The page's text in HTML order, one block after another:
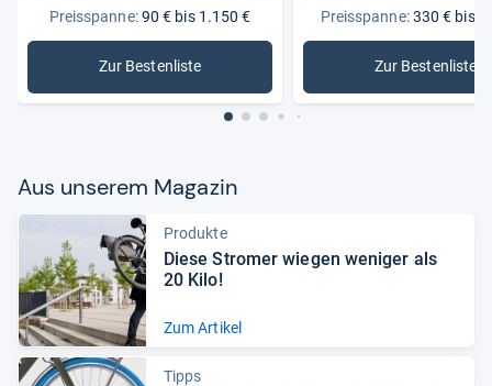
Preisspanne:90 € bis 1.150 €
Zur Bestenliste
: Fahrräder
Preisspanne:330 € bis
Zur Bestenliste
:
Aus unse­rem Maga­zin
Produkte
Diese Stro­mer wie­gen weni­ger als
20 Kilo!
Zum Artikel
Tipps